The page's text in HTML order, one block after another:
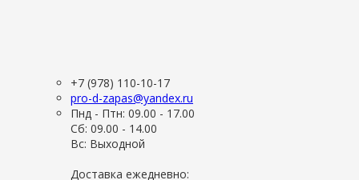
+7 (978) 110-10-17
pro-d-zapas@yandex.ru
Пнд - Птн: 09.00 - 17.00
Сб: 09.00 - 14.00
Вс: Выходной
Доставка ежедневно: